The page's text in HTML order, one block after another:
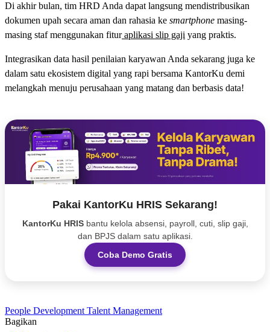
Di akhir bulan, tim HRD Anda dapat langsung mendistribusikan
dokumen upah secara aman dan rahasia ke smartphone masing-
masing staf menggunakan fituraplikasi slip gaji yang praktis.
Integrasikan data hasil penilaian karyawan Anda sekarang juga ke
dalam satu ekosistem digital yang rapi bersama KantorKu demi
melangkah menuju perusahaan yang matang dan berbasis data!
Pakai KantorKu HRIS Sekarang!
KantorKu HRISbantu kelola absensi, payroll, cuti, slip gaji,
dan BPJS dalam satu aplikasi.
Coba Demo Gratis
People DevelopmentTalent Management
Bagikan